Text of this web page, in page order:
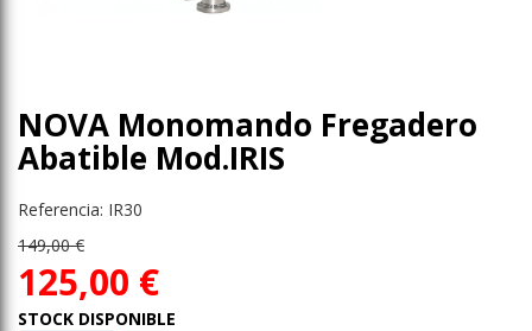
NOVA Monomando Fregadero
Abatible Mod.IRIS
Referencia: IR30
149,00 €
125,00 €
STOCK DISPONIBLE